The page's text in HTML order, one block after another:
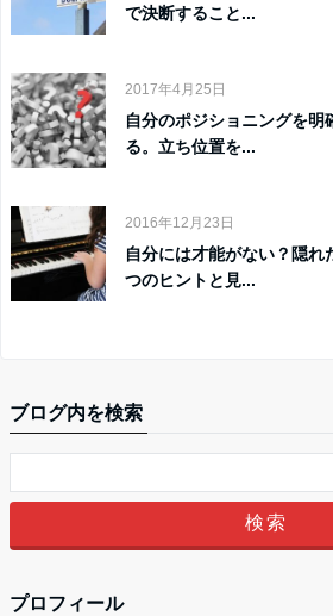
で決断すること...
2017年4月25日
自分のポジショニングを明
る。立ち位置を...
2016年12月23日
自分には才能がない？隠れ
つのヒントと見...
ブログ内を検索
プロフィール